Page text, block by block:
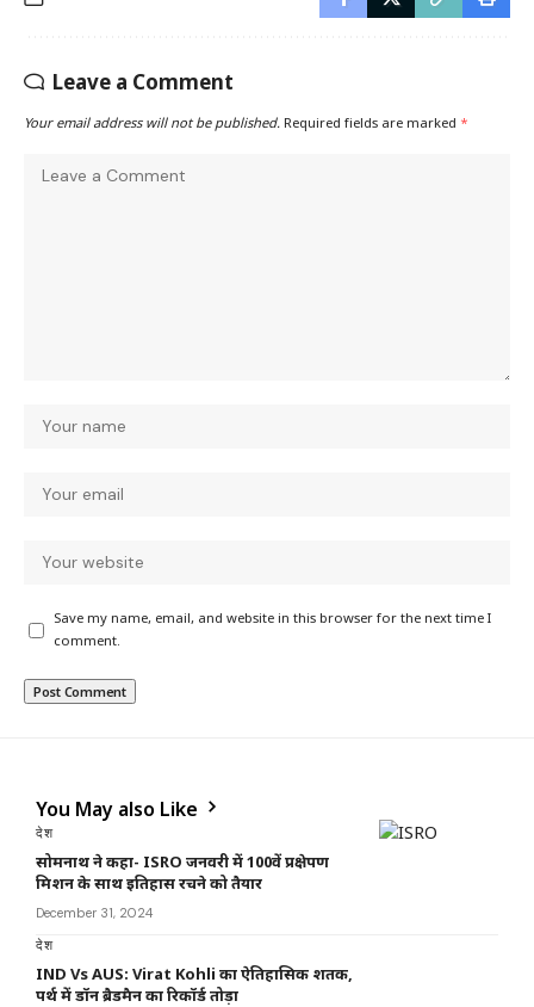
Leave a Comment
Your email address will not be published. Required fields are marked *
Save my name, email, and website in this browser for the next time I
comment.
You May also Like
देश
सोमनाथ ने कहा- ISRO जनवरी में 100वें प्रक्षेपण
मिशन के साथ इतिहास रचने को तैयार
December 31, 2024
देश
IND Vs AUS: Virat Kohli का ऐतिहासिक शतक,
पर्थ में डॉन ब्रैडमैन का रिकॉर्ड तोड़ा